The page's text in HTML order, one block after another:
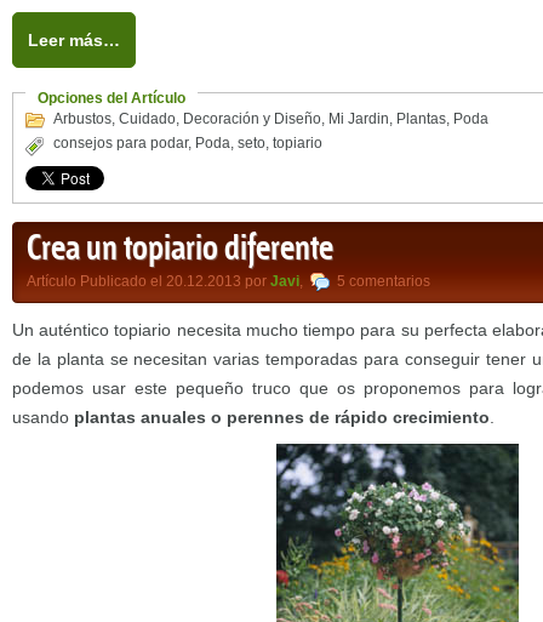
Leer más…
Opciones del Artículo
Arbustos, Cuidado, Decoración y Diseño, Mi Jardin, Plantas, Poda
consejos para podar, Poda, seto, topiario
Crea un topiario diferente
Artículo Publicado el 20.12.2013 por Javi, 5 comentarios
Un auténtico topiario necesita mucho tiempo para su perfecta
de la planta se necesitan varias temporadas para conseguir tener
podemos usar este pequeño truco que os proponemos para
usando plantas anuales o perennes de rápido crecimiento